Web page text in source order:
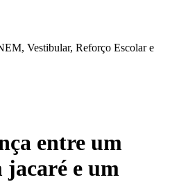
Vestibular, Reforço Escolar e
entre um
jacaré e um